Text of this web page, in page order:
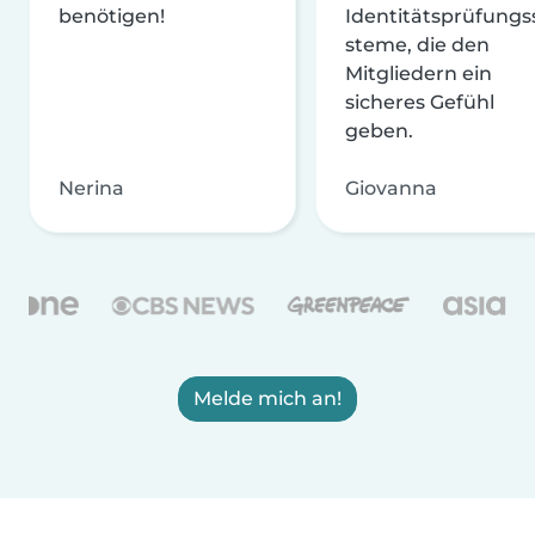
benötigen!
Nerina
steme, die den
Mitgliedern ein
sicheres Gefühl
geben.
Giovanna
Melde mich an!